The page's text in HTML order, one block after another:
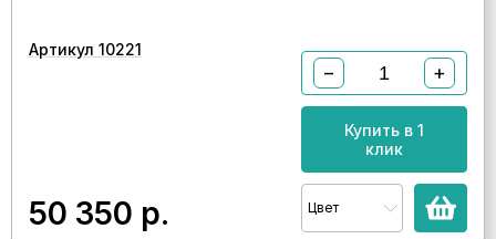
Артикул 10221
50 350 р.
− +
Купить в 1
клик
Цвет